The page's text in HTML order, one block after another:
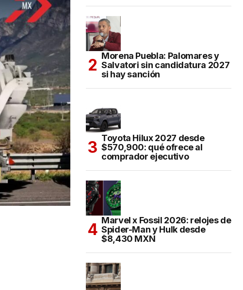
Morena Puebla: Palomares y
Salvatori sin candidatura 2027
si hay sanción
Toyota Hilux 2027 desde
$570,900: qué ofrece al
comprador ejecutivo
Marvel x Fossil 2026: relojes de
Spider-Man y Hulk desde
$8,430 MXN